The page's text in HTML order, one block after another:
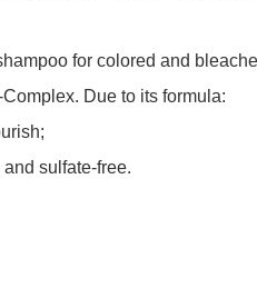
for colored and
Due to its formula:
sulfate-free.